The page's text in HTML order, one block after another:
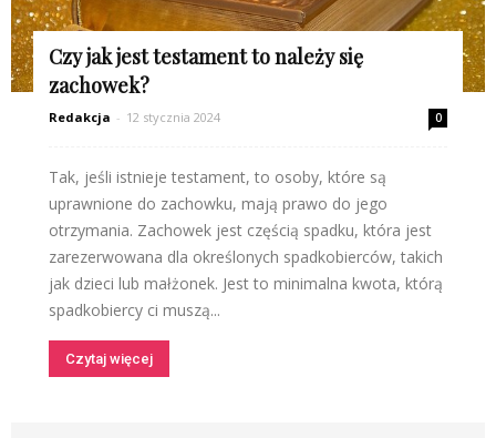
Czy jak jest testament to należy się
zachowek?
Redakcja - 12 stycznia 2024 0
Tak, jeśli istnieje testament, to osoby, które są
uprawnione do zachowku, mają prawo do jego
otrzymania. Zachowek jest częścią spadku, która jest
zarezerwowana dla określonych spadkobierców, takich
jak dzieci lub małżonek. Jest to minimalna kwota, którą
spadkobiercy ci muszą...
Czytaj więcej